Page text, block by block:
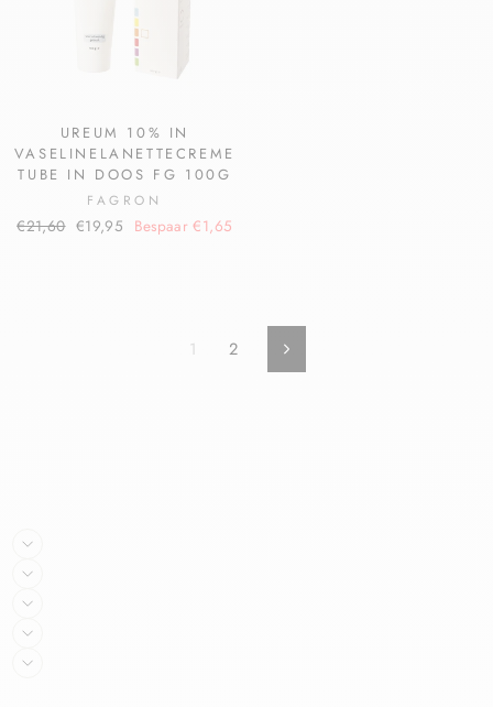
UREUM 10% IN
VASELINELANETTECREME
TUBE IN DOOS FG 100G
FAGRON
€21,60 €19,95 Bespaar €1,65
1 2 Volgende